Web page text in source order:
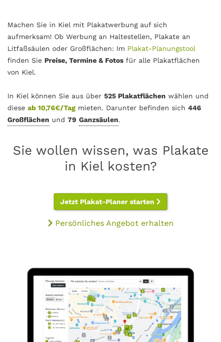
Machen Sie in Kiel mit Plakatwerbung auf sich
aufmerksam! Ob Werbung an Haltestellen, Plakate an
Litfaßsäulen oder Großflächen: Im Plakat-Planungstool
finden Sie Preise, Termine & Fotos für alle Plakatflächen
von Kiel.
In Kiel können Sie aus über 525 Plakatflächen wählen und
diese ab 10,76€/Tag mieten. Darunter befinden sich 446
Großflächen und 79 Ganzsäulen.
Sie wollen wissen, was Plakate
in Kiel kosten?
Jetzt Plakat-Planer starten
Persönliches Angebot erhalten